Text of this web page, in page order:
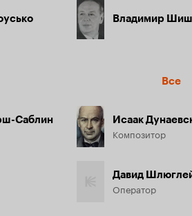
Владимир
Все
Саблин Исаак
Композитор
Давид
Оператор